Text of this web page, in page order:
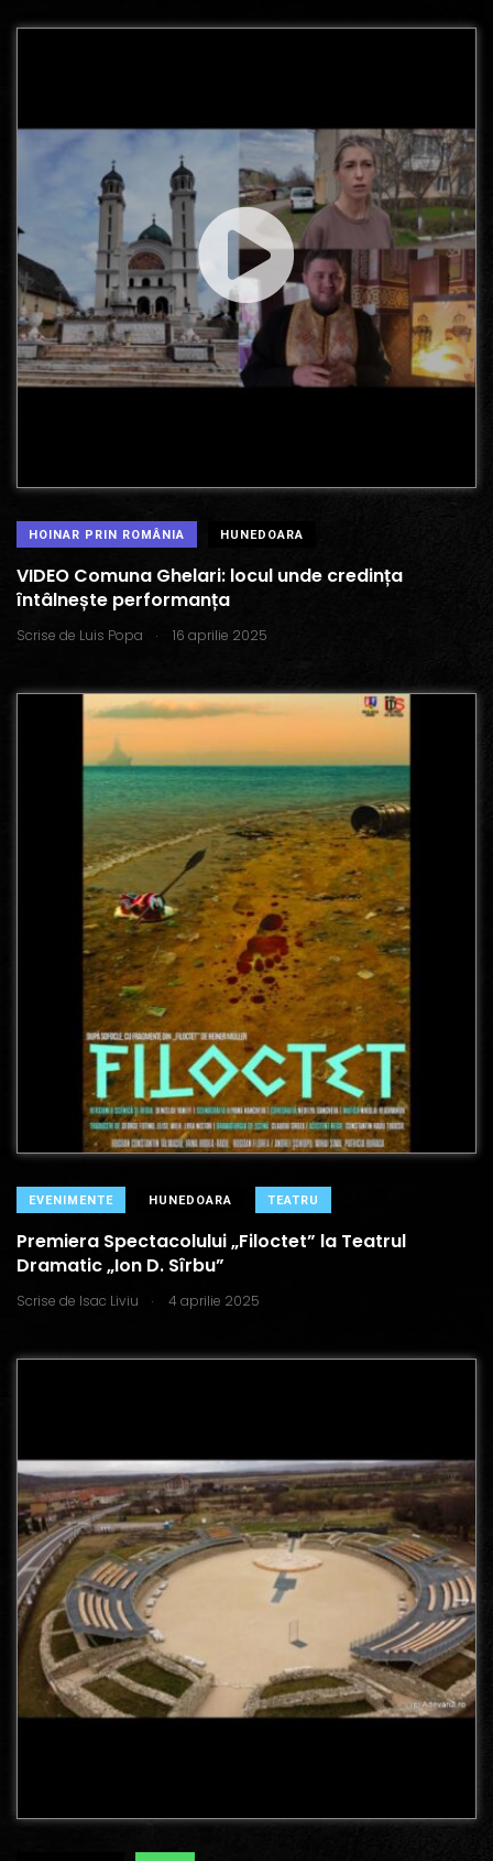
HOINAR PRIN ROMÂNIA HUNEDOARA
VIDEO Comuna Ghelari: locul unde credința
întâlnește performanța
Scrise de Luis Popa . 16 aprilie 2025
EVENIMENTE HUNEDOARA TEATRU
Premiera Spectacolului „Filoctet” la Teatrul
Dramatic „Ion D. Sîrbu”
Scrise de Isac Liviu . 4 aprilie 2025